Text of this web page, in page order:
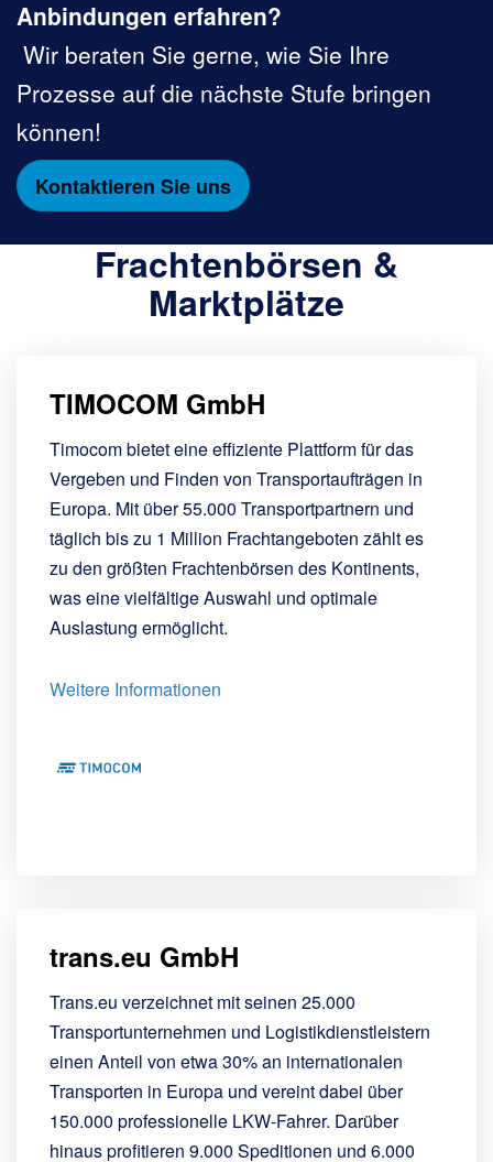
Anbindungen erfahren?
Wir beraten Sie gerne, wie Sie Ihre
Prozesse auf die nächste Stufe bringen
können!
Kontaktieren Sie uns
Frachtenbörsen &
Marktplätze
TIMOCOM GmbH
Timocom bietet eine effiziente Plattform für das
Vergeben und Finden von Transportaufträgen in
Europa. Mit über 55.000 Transportpartnern und
täglich bis zu 1 Million Frachtangeboten zählt es
zu den größten Frachtenbörsen des Kontinents,
was eine vielfältige Auswahl und optimale
Auslastung ermöglicht.
Weitere Informationen
trans.eu GmbH
Trans.eu verzeichnet mit seinen 25.000
Transportunternehmen und Logistikdienstleistern
einen Anteil von etwa 30% an internationalen
Transporten in Europa und vereint dabei über
150.000 professionelle LKW-Fahrer. Darüber
hinaus profitieren 9.000 Speditionen und 6.000